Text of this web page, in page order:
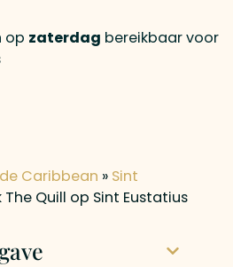
op zaterdag bereikbaar voor
Caribbean » Sint
The Quill op Sint Eustatius